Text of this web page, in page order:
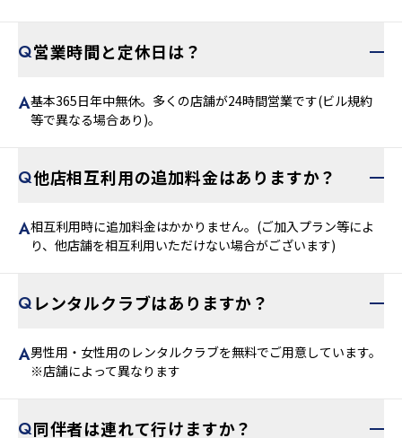
営業時間と定休日は？
基本365日年中無休。多くの店舗が24時間営業です(ビル規約
等で異なる場合あり)。
他店相互利用の追加料金はありますか？
相互利用時に追加料金はかかりません。(ご加入プラン等によ
り、他店舗を相互利用いただけない場合がございます)
レンタルクラブはありますか？
男性用・女性用のレンタルクラブを無料でご用意しています。
※店舗によって異なります